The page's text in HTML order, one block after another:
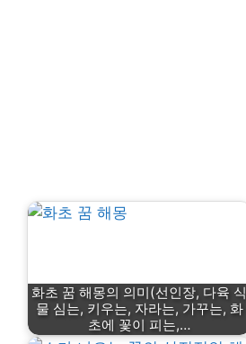
화초 꿈 해몽의 의미(선인장, 다육 식
물 심는, 키우는, 자라는, 가꾸는, 화
초에 꽃이 피는,…